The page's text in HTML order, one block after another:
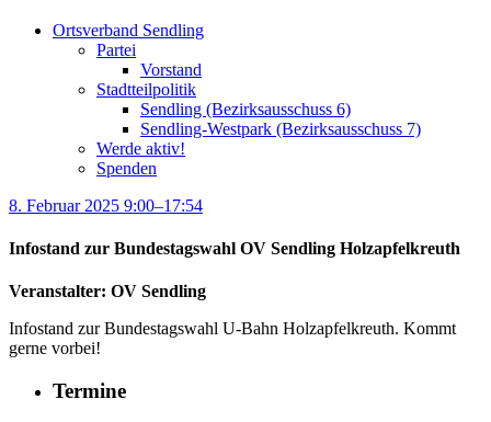
Ortsverband Sendling
Partei
Vorstand
Stadtteilpolitik
Sendling (Bezirksausschuss 6)
Sendling-Westpark (Bezirksausschuss 7)
Werde aktiv!
Spenden
8. Februar 2025 9:00–17:54
Infostand zur Bundestagswahl OV Sendling Holzapfelkreuth
Veranstalter: OV Sendling
Infostand zur Bundestagswahl U-Bahn Holzapfelkreuth. Kommt
gerne vorbei!
Termine